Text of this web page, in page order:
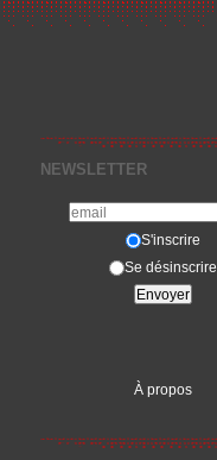
NEWSLETTER
S'inscrire
Se désinscrire
À propos